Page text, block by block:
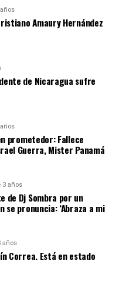
Amaury Hernández
de Nicaragua sufre
prometedor: Fallece
Guerra, Mister Panamá
3 años
de Dj Sombra por un
se pronuncia: ‘Abraza a mi
años
Correa. Está en estado